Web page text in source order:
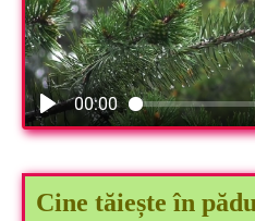
00:00
Cine tăiește în